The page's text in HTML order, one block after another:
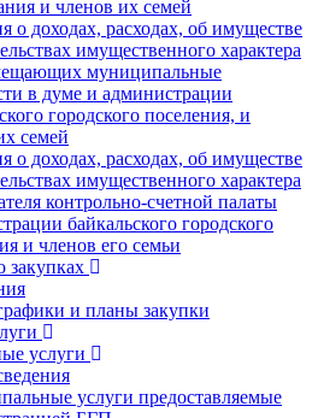
и членов их семей
о доходах, расходах, об имуществе
имущественного характера
муниципальные
в думе и администрации
городского поселения, и
семей
о доходах, расходах, об имуществе
имущественного характера
контрольно-счетной палаты
байкальского городского
и членов его семьи
и планы закупки
услуги
услуги предоставляемые